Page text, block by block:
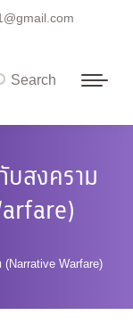
Search
สงคราม
Warfare)